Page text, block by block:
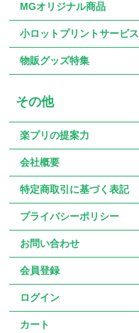
MGオリジナル商品
小ロットプリントサービス
物販グッズ特集
その他
楽プリの提案力
会社概要
特定商取引に基づく表記
プライバシーポリシー
お問い合わせ
会員登録
ログイン
カート